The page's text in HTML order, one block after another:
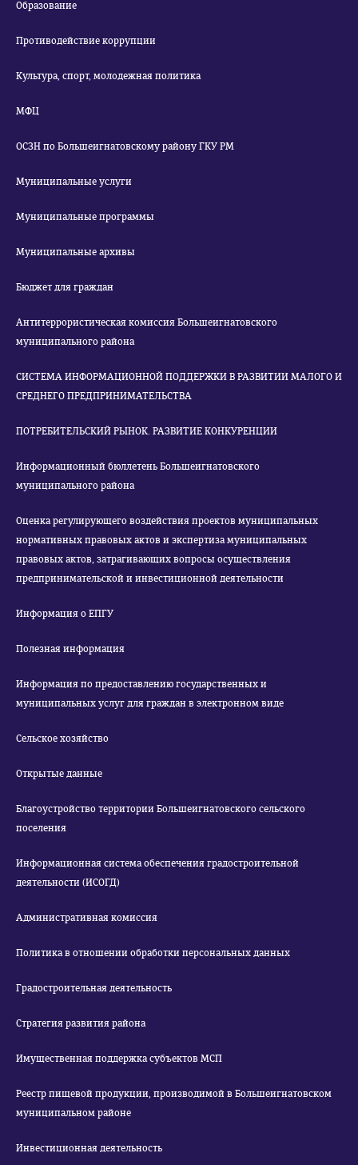
Образование
Противодействие коррупции
Культура, спорт, молодежная политика
МФЦ
ОСЗН по Большеигнатовскому району ГКУ РМ
Муниципальные услуги
Муниципальные программы
Муниципальные архивы
Бюджет для граждан
Антитеррористическая комиссия Большеигнатовского
муниципального района
СИСТЕМА ИНФОРМАЦИОННОЙ ПОДДЕРЖКИ В РАЗВИТИИ МАЛОГО И
СРЕДНЕГО ПРЕДПРИНИМАТЕЛЬСТВА
ПОТРЕБИТЕЛЬСКИЙ РЫНОК. РАЗВИТИЕ КОНКУРЕНЦИИ
Информационный бюллетень Большеигнатовского
муниципального района
Оценка регулирующего воздействия проектов муниципальных
нормативных правовых актов и экспертиза муниципальных
правовых актов, затрагивающих вопросы осуществления
предпринимательской и инвестиционной деятельности
Информация о ЕПГУ
Полезная информация
Информация по предоставлению государственных и
муниципальных услуг для граждан в электронном виде
Сельское хозяйство
Открытые данные
Благоустройство территории Большеигнатовского сельского
поселения
Информационная система обеспечения градостроительной
деятельности (ИСОГД)
Административная комиссия
Политика в отношении обработки персональных данных
Градостроительная деятельность
Стратегия развития района
Имущественная поддержка субъектов МСП
Реестр пищевой продукции, производимой в Большеигнатовском
муниципальном районе
Инвестиционная деятельность